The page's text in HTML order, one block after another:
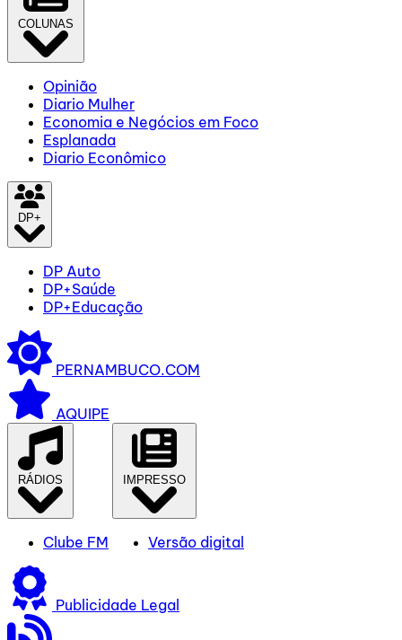
COLUNAS
Opinião
Diario Mulher
Economia e Negócios em Foco
Esplanada
Diario Econômico
DP+
DP Auto
DP+Saúde
DP+Educação
PERNAMBUCO.COM
AQUIPE
RÁDIOS
Clube FM
IMPRESSO
Versão digital
Publicidade Legal